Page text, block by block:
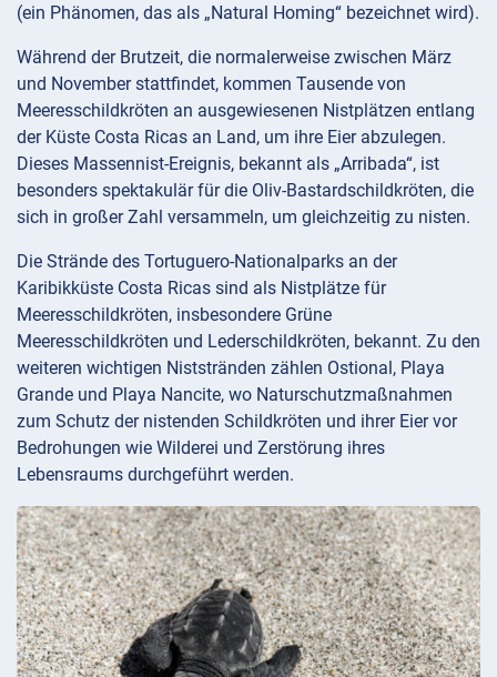
(ein Phänomen, das als „Natural Homing“ bezeichnet wird).
Während der Brutzeit, die normalerweise zwischen März
und November stattfindet, kommen Tausende von
Meeresschildkröten an ausgewiesenen Nistplätzen entlang
der Küste Costa Ricas an Land, um ihre Eier abzulegen.
Dieses Massennist-Ereignis, bekannt als „Arribada“, ist
besonders spektakulär für die Oliv-Bastardschildkröten, die
sich in großer Zahl versammeln, um gleichzeitig zu nisten.
Die Strände des Tortuguero-Nationalparks an der
Karibikküste Costa Ricas sind als Nistplätze für
Meeresschildkröten, insbesondere Grüne
Meeresschildkröten und Lederschildkröten, bekannt. Zu den
weiteren wichtigen Niststränden zählen Ostional, Playa
Grande und Playa Nancite, wo Naturschutzmaßnahmen
zum Schutz der nistenden Schildkröten und ihrer Eier vor
Bedrohungen wie Wilderei und Zerstörung ihres
Lebensraums durchgeführt werden.